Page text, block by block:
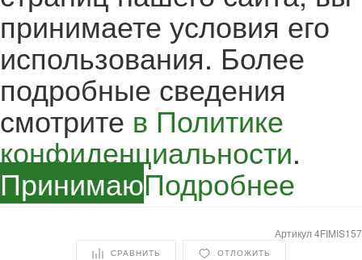
принимаете условия его
использования. Более
подробные сведения
смотрите в Политике
конфиденциальности.
ПринимаюПодробнее
Артикул 4FIMIS157
СРАВНИТЬ ОТЛОЖИТЬ